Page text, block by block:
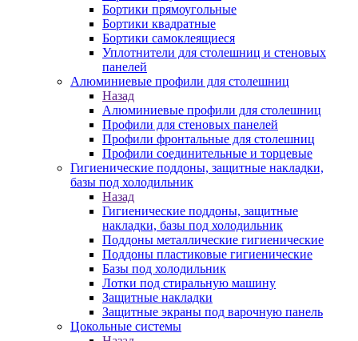
Бортики прямоугольные
Бортики квадратные
Бортики самоклеящиеся
Уплотнители для столешниц и стеновых
панелей
Алюминиевые профили для столешниц
Назад
Алюминиевые профили для столешниц
Профили для стеновых панелей
Профили фронтальные для столешниц
Профили соединительные и торцевые
Гигиенические поддоны, защитные накладки,
базы под холодильник
Назад
Гигиенические поддоны, защитные
накладки, базы под холодильник
Поддоны металлические гигиенические
Поддоны пластиковые гигиенические
Базы под холодильник
Лотки под стиральную машину
Защитные накладки
Защитные экраны под варочную панель
Цокольные системы